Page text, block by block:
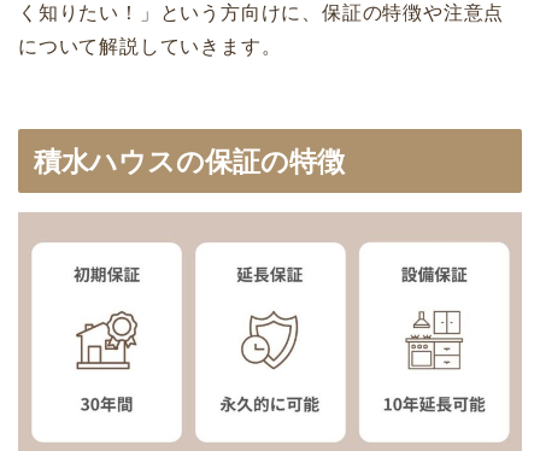
く知りたい！」という方向けに、保証の特徴や注意点
について解説していきます。
積水ハウスの保証の特徴